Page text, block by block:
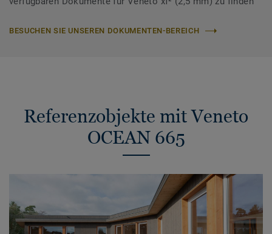
BESUCHEN SIE UNSEREN DOKUMENTEN-BEREICH
Referenzobjekte mit Veneto
OCEAN 665